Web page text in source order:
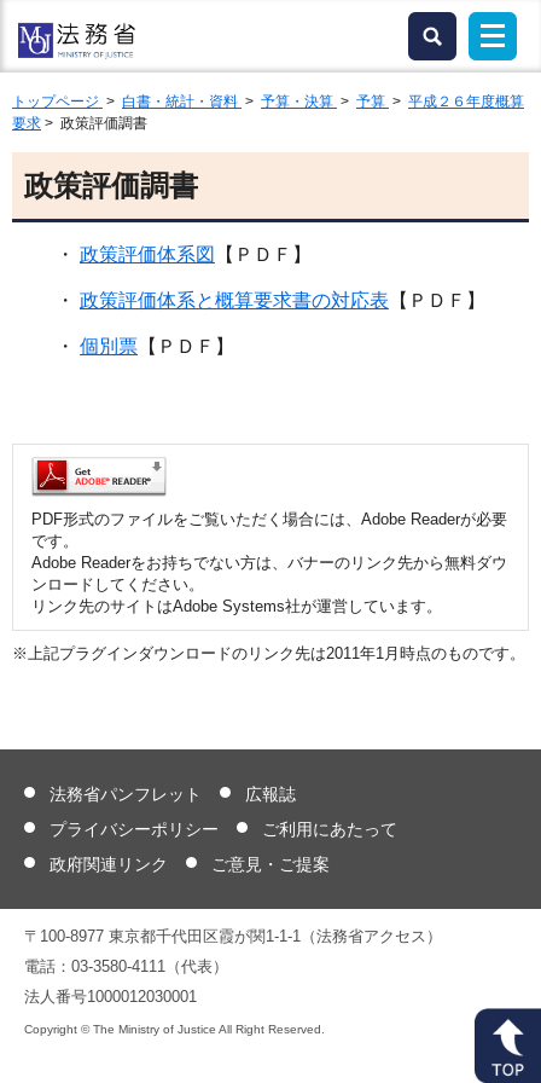
トップページ > 白書・統計・資料 > 予算・決算 > 予算 > 平成２６年度概算
要求 > 政策評価調書
政策評価調書
・ 政策評価体系図 【ＰＤＦ】
・ 政策評価体系と概算要求書の対応表 【ＰＤＦ】
・ 個別票 【ＰＤＦ】
PDF形式のファイルをご覧いただく場合には、Adobe Readerが必要
です。
Adobe Readerをお持ちでない方は、バナーのリンク先から無料ダウ
ンロードしてください。
リンク先のサイトはAdobe Systems社が運営しています。
※上記プラグインダウンロードのリンク先は2011年1月時点のものです。
法務省パンフレット
広報誌
プライバシーポリシー
ご利用にあたって
政府関連リンク
ご意見・ご提案
〒100-8977 東京都千代田区霞が関1-1-1（法務省アクセス）
電話：03-3580-4111（代表）
法人番号1000012030001
Copyright © The Ministry of Justice All Right Reserved.